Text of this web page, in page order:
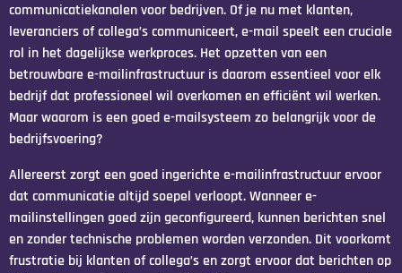
communicatiekanalen voor bedrijven. Of je nu met klanten,
leveranciers of collega’s communiceert, e-mail speelt een cruciale
rol in het dagelijkse werkproces. Het opzetten van een
betrouwbare e-mailinfrastructuur is daarom essentieel voor elk
bedrijf dat professioneel wil overkomen en efficiënt wil werken.
Maar waarom is een goed e-mailsysteem zo belangrijk voor de
bedrijfsvoering?
Allereerst zorgt een goed ingerichte e-mailinfrastructuur ervoor
dat communicatie altijd soepel verloopt. Wanneer e-
mailinstellingen goed zijn geconfigureerd, kunnen berichten snel
en zonder technische problemen worden verzonden. Dit voorkomt
frustratie bij klanten of collega’s en zorgt ervoor dat berichten op